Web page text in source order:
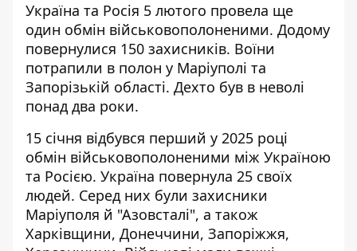
Україна та Росія 5 лютого провела ще
один обмін військовополоненими. Додому
повернулися 150 захисників. Воїни
потрапили в полон у Маріуполі та
Запорізькій області. Дехто був в неволі
понад два роки.
15 січня відбувся перший у 2025 році
обмін військовополоненими між Україною
та Росією. Україна повернула 25 своїх
людей. Серед них були захисники
Маріуполя й "Азовсталі", а також
Харківщини, Донеччини, Запоріжжя,